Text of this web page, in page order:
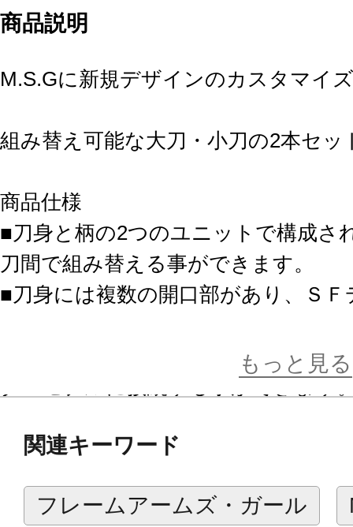
商品説明
M.S.Gに新規デザインのカスタマイ
組み替え可能な大刀・小刀の2本セ
商品仕様
■刀身と柄の2つのユニットで構成さ
刀間で組み替える事ができます。
■刀身には複数の開口部があり、Ｓ
■付属の懸架ジョイントによってロ
えが可能、ユーザーオリジナルの武
もっと見る
関連キーワード
フレームアームズ・ガール